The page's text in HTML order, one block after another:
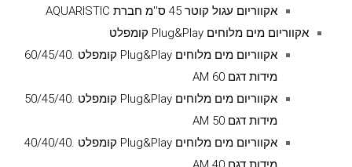
אקווריום עגול קוטר 45 ס''מ חברת AQUARISTIC
אקווריום מים מלוחים Plug&Play קומפלט
אקווריום מים מלוחים Plug&Play קומפלט .60/45/40
מידות דגם AM 60
אקווריום מים מלוחים Plug&Play קומפלט .50/45/40
מידות דגם AM 50
אקווריום מים מלוחים Plug&Play קומפלט .40/40/40